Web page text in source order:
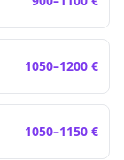
1050–1200 €
1050–1150 €